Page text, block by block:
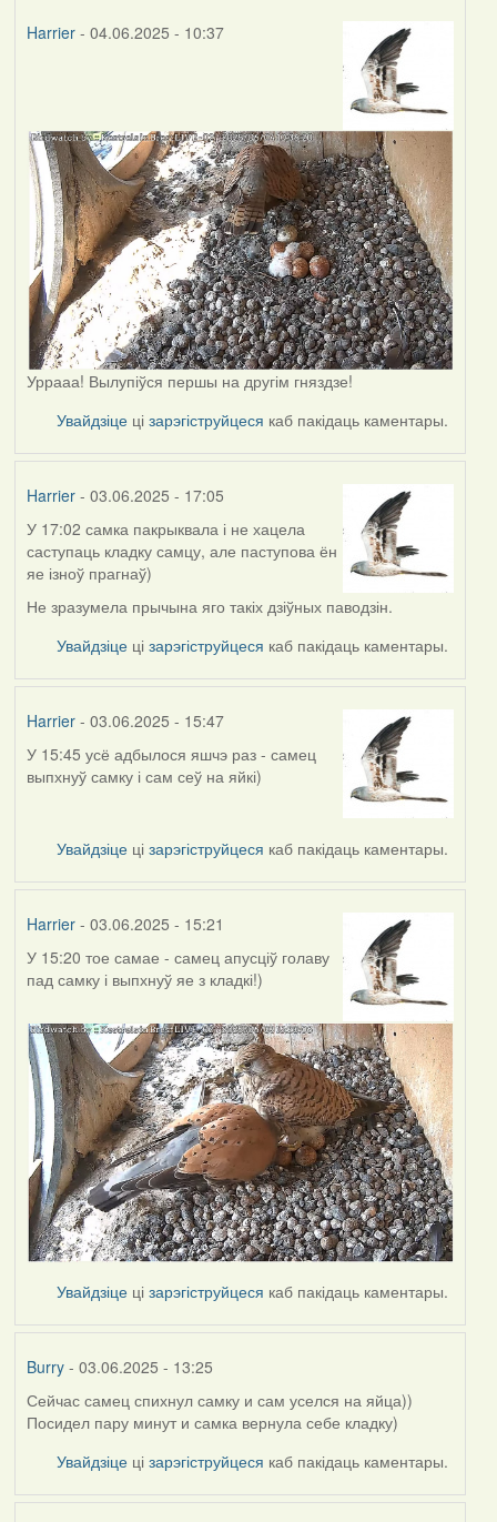
Harrier- 04.06.2025 - 10:37
Уррааа! Вылупіўся першы на другім гняздзе!
Увайдзіце цізарэгіструйцеся каб пакідаць каментары.
Harrier- 03.06.2025 - 17:05
У 17:02 самка пакрыквала і не хацела
саступаць кладку самцу, але паступова ён
яе ізноў прагнаў)
Не зразумела прычына яго такіх дзіўных паводзін.
Увайдзіце цізарэгіструйцеся каб пакідаць каментары.
Harrier- 03.06.2025 - 15:47
У 15:45 усё адбылося яшчэ раз - самец
выпхнуў самку і сам сеў на яйкі)
Увайдзіце цізарэгіструйцеся каб пакідаць каментары.
Harrier- 03.06.2025 - 15:21
У 15:20 тое самае - самец апусціў голаву
пад самку і выпхнуў яе з кладкі!)
Увайдзіце цізарэгіструйцеся каб пакідаць каментары.
Burry- 03.06.2025 - 13:25
Сейчас самец спихнул самку и сам уселся на яйца))
Посидел пару минут и самка вернула себе кладку)
Увайдзіце цізарэгіструйцеся каб пакідаць каментары.